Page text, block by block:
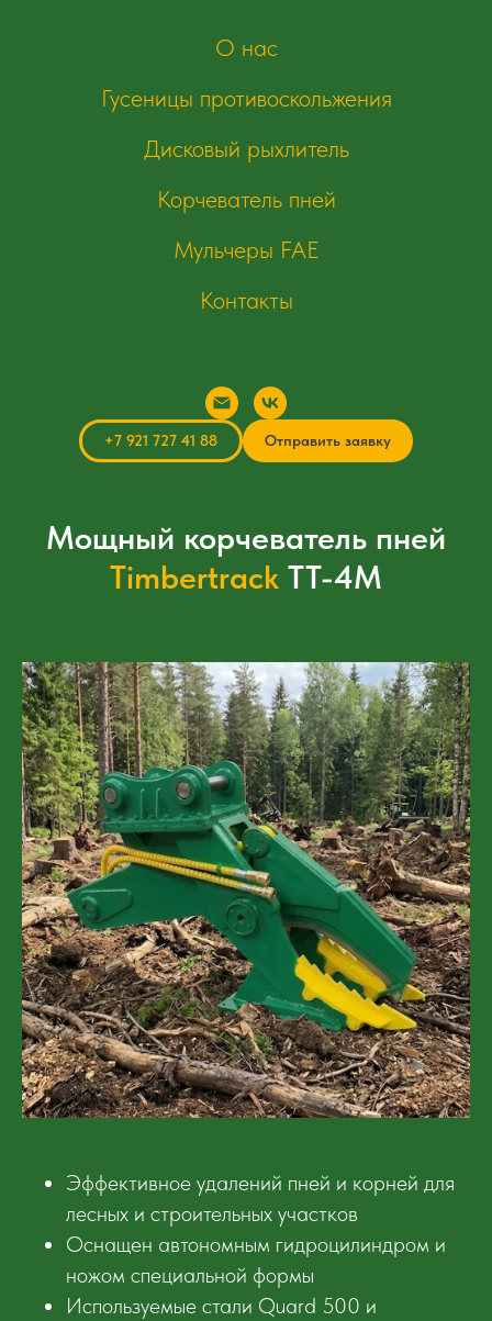
О нас
Гусеницы противоскольжения
Дисковый рыхлитель
Корчеватель пней
Мульчеры FAE
Контакты
+7 921 727 41 88 Отправить заявку
Мощный корчеватель пней
Timbertrack ТТ-4М
Эффективное удалений пней и корней для
лесных и строительных участков
Оснащен автономным гидроцилиндром и
ножом специальной формы
Используемые стали Quard 500 и